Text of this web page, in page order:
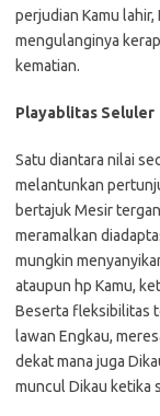
perjudian Kamu
mengulanginya
kematian.
Playablitas Seluler
Satu diantara nilai
melantunkan
bertajuk Mesir
meramalkan
mungkin
ataupun hp Kamu,
Beserta fleksibilitas
lawan Engkau,
dekat mana juga
muncul Dikau ketika